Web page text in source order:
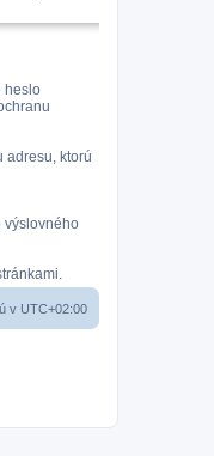
heslo
adresu, ktorú
výslovného
v UTC+02:00